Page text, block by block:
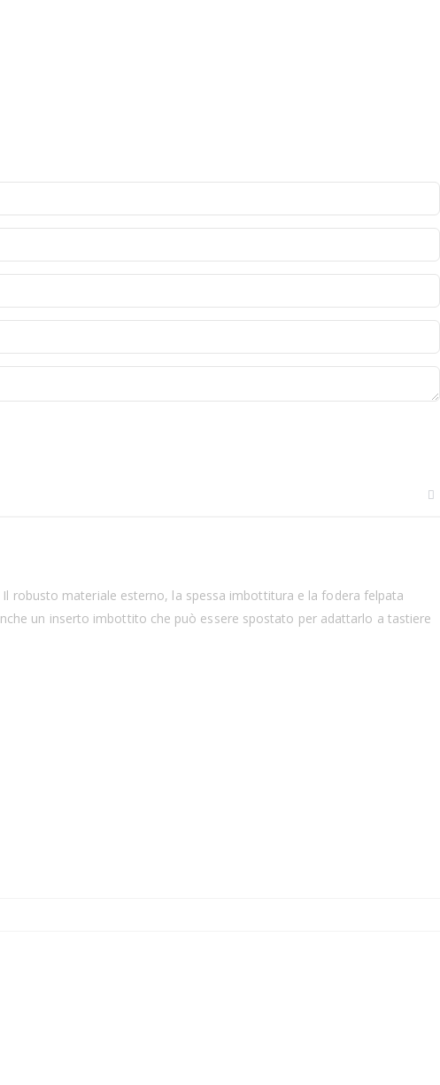
robusto materiale esterno, la spessa imbottitura e la fodera felpata
un inserto imbottito che può essere spostato per adattarlo a tastiere